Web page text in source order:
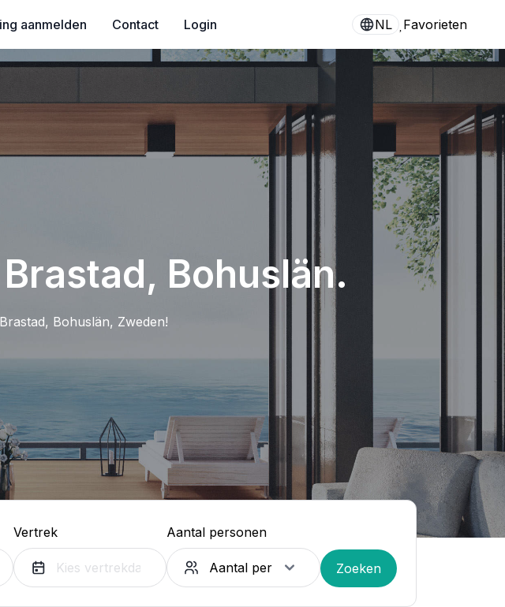
aanmelden Contact Login NL Favorieten
Bohuslän.
Bohuslän, Zweden!
Vertrek Aantal personen
Zoeken